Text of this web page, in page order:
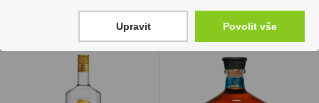
Upravit Povolit vše